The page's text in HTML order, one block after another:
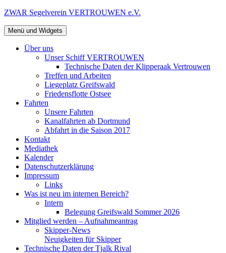
Zum
springen
ZWAR Segelverein VERTROUWEN e.V.
Menü und Widgets
Über uns
Unser Schiff VERTROUWEN
Technische Daten der Klipperaak Vertrouwen
Treffen und Arbeiten
Liegeplatz Greifswald
Friedensflotte Ostsee
Fahrten
Unsere Fahrten
Kanalfahrten ab Dortmund
Abfahrt in die Saison 2017
Kontakt
Mediathek
Kalender
Datenschutzerklärung
Impressum
Links
Was ist neu im internen Bereich?
Intern
Belegung Greifswald Sommer 2026
Mitglied werden – Aufnahmeantrag
Skipper-News
Neuigkeiten für Skipper
Technische Daten der Tjalk Rival